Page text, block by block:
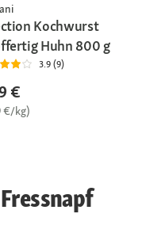
Kochwurst
Huhn 800 g
3.9 (9)
€
€/kg)